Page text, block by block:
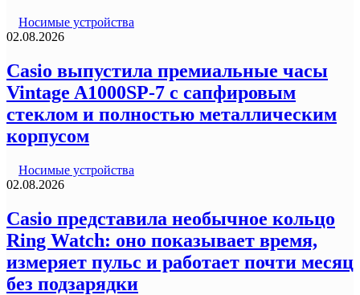
Носимые устройства
02.08.2026
Casio выпустила премиальные часы
Vintage A1000SP-7 с сапфировым
стеклом и полностью металлическим
корпусом
Носимые устройства
02.08.2026
Casio представила необычное кольцо
Ring Watch: оно показывает время,
измеряет пульс и работает почти месяц
без подзарядки